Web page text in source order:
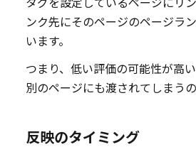
タグを設定しているページにリ
ンク先にそのページのページラ
います。
つまり、低い評価の可能性が高
別のページにも渡されてしまうの
反映のタイミング